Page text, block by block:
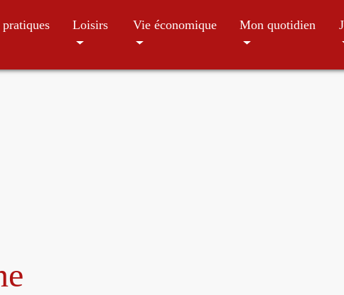
Loisirs Vie économique Mon quotidien